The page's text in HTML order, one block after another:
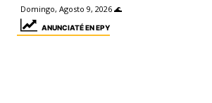
Domingo, Agosto 9, 2026 🌊
ANUNCIATÉ EN EPY